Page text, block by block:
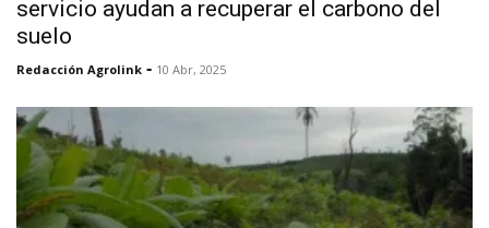
servicio ayudan a recuperar el carbono del
suelo
Redacción Agrolink - 10 Abr, 2025